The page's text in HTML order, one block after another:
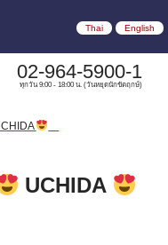
Thai English
02-964-5900-1
ทุกวัน 9:00 - 18:00 น. (วันหยุดนักขัตฤกษ์)
UCHIDA